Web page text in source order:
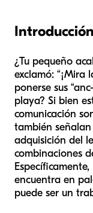
Introducción
¿Tu pequeño
exclamó: “¡Mira
ponerse sus
playa? Si bien
comunicación
también
adquisición del
combinaciones
encuentra en
puede ser un